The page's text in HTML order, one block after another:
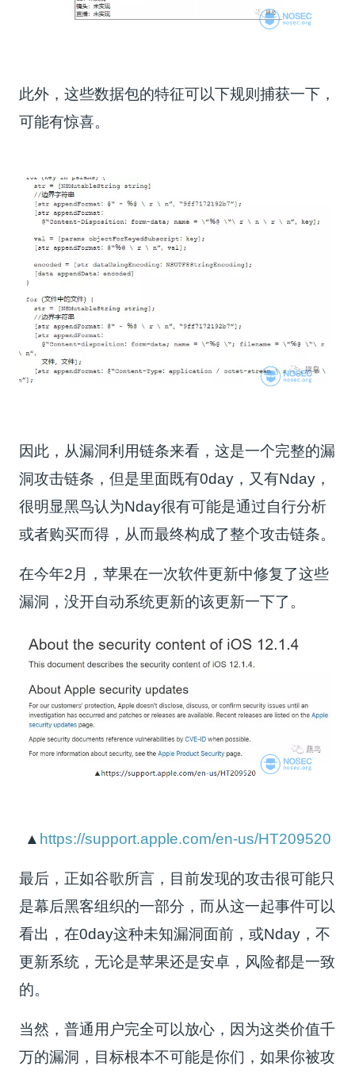
此外，这些数据包的特征可以下规则捕获一下，
可能有惊喜。
因此，从漏洞利用链条来看，这是一个完整的漏
洞攻击链条，但是里面既有0day，又有Nday，
很明显黑鸟认为Nday很有可能是通过自行分析
或者购买而得，从而最终构成了整个攻击链条。
在今年2月，苹果在一次软件更新中修复了这些
漏洞，没开自动系统更新的该更新一下了。
▲ https://support.apple.com/en-us/HT209520
最后，正如谷歌所言，目前发现的攻击很可能只
是幕后黑客组织的一部分，而从这一起事件可以
看出，在0day这种未知漏洞面前，或Nday，不
更新系统，无论是苹果还是安卓，风险都是一致
的。
当然，普通用户完全可以放心，因为这类价值千
万的漏洞，目标根本不可能是你们，如果你被攻